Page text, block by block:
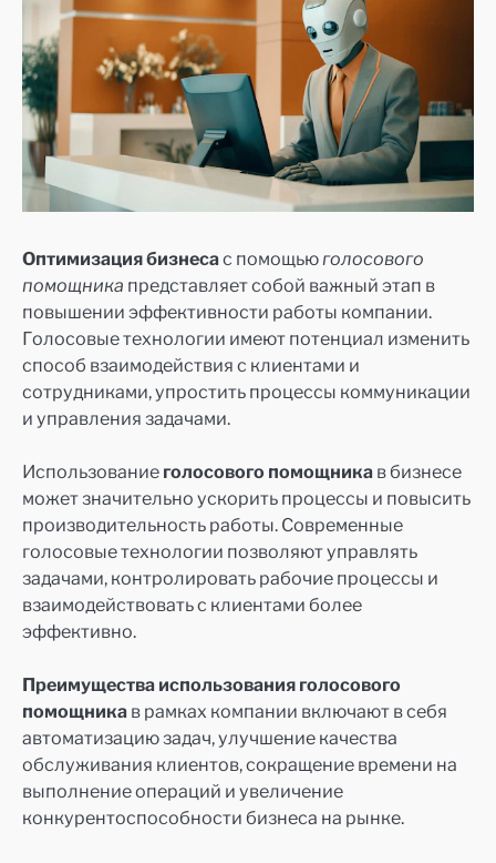
Оптимизация бизнесас помощью голосового
помощника представляет собой важный этап в
повышении эффективности работы компании.
Голосовые технологии имеют потенциал изменить
способ взаимодействия с клиентами и
сотрудниками, упростить процессы коммуникации
и управления задачами.
Использование голосового помощника в бизнесе
может значительно ускорить процессы и повысить
производительность работы. Современные
голосовые технологии позволяют управлять
задачами, контролировать рабочие процессы и
взаимодействовать с клиентами более
эффективно.
Преимущества использования голосового
помощника в рамках компании включают в себя
автоматизацию задач, улучшение качества
обслуживания клиентов, сокращение времени на
выполнение операций и увеличение
конкурентоспособности бизнеса на рынке.